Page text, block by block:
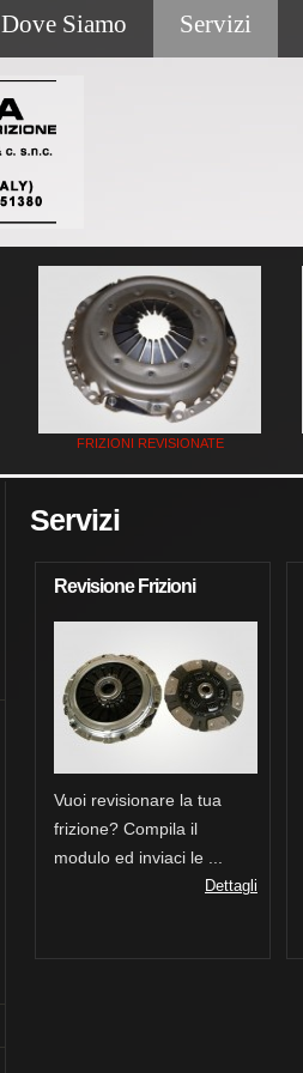
Dove Siamo Servizi
FRIZIONI REVISIONATE
Servizi
Revisione Frizioni
Vuoi revisionare la tua
frizione? Compila il
modulo ed inviaci le ...
Dettagli